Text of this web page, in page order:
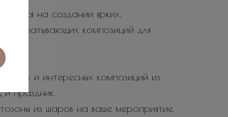
на создании ярких,
захватывающих композиций для
и интересных композиций из
праздник.
из шаров на ваше мероприятие.